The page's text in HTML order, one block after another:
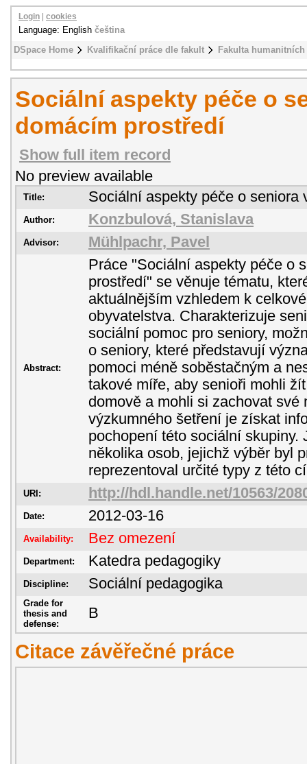
DSpace Home Kvalifikační práce dle fakult Fakulta
Login cookies
Language: English čeština
Sociální aspekty péče o
domácím prostředí
Show full item record
No preview available
Title: Sociální aspekty péče o seniora
Author: Konzbulová, Stanislava
Advisor: Mühlpachr, Pavel
Abstract:
Práce "Sociální aspekty péče o
prostředí" se věnuje tématu,
aktuálnějším vzhledem k
obyvatelstva. Charakterizuje
sociální pomoc pro seniory,
o seniory, které představují
pomoci méně soběstačným a
takové míře, aby senioři mohli
domově a mohli si zachovat své
výzkumného šetření je získat
pochopení této sociální skupiny.
několika osob, jejichž výběr byl
reprezentoval určité typy z této
URI: http://hdl.handle.net/10563/
Date: 2012-03-16
Availability: Bez omezení
Department: Katedra pedagogiky
Discipline: Sociální pedagogika
Grade for
thesis and
defense:
B
Citace závěřečné práce